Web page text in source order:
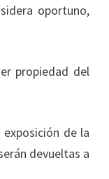
oportuno,
propiedad del
de la
devueltas a